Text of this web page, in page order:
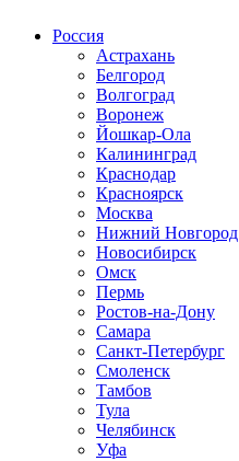
Россия
Астрахань
Белгород
Волгоград
Воронеж
Йошкар-Ола
Калининград
Краснодар
Красноярск
Москва
Нижний Новгород
Новосибирск
Омск
Пермь
Ростов-на-Дону
Самара
Санкт-Петербург
Смоленск
Тамбов
Тула
Челябинск
Уфа